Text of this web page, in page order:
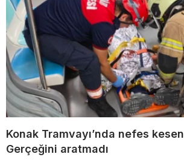
Konak Tramvayı’nda nefes
Gerçeğini aratmadı